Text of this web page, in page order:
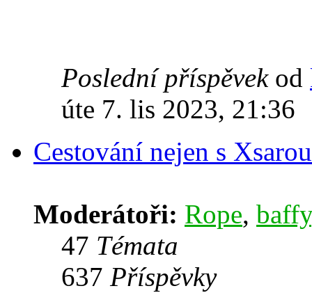
Poslední příspěvekod
úte 7. lis 2023, 21:36
Cestování nejen s Xsarou
Moderátoři: Rope, baffy
47 Témata
637 Příspěvky